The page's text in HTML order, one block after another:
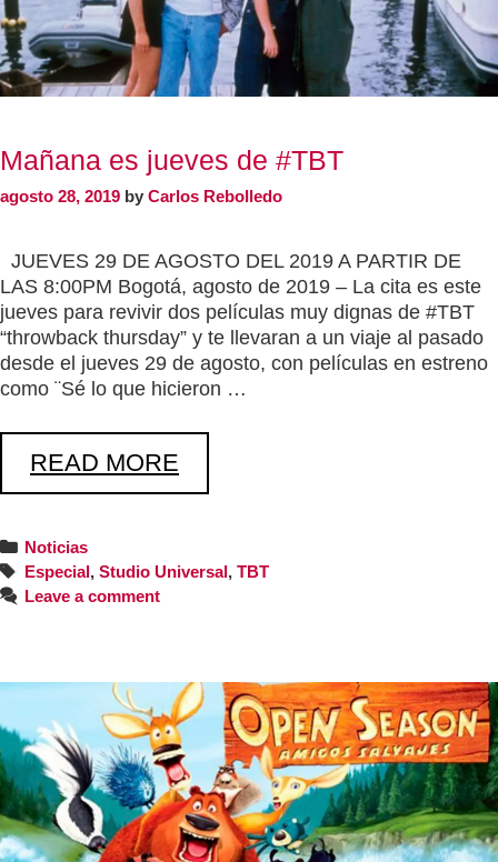
Mañana es jueves de #TBT
agosto 28, 2019 by Carlos Rebolledo
JUEVES 29 DE AGOSTO DEL 2019 A PARTIR DE
LAS 8:00PM Bogotá, agosto de 2019 – La cita es este
jueves para revivir dos películas muy dignas de #TBT
“throwback thursday” y te llevaran a un viaje al pasado
desde el jueves 29 de agosto, con películas en estreno
como ¨Sé lo que hicieron …
READ MORE
Noticias
Especial,Studio Universal,TBT
Leave a comment